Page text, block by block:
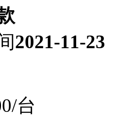
2021-11-23
/台